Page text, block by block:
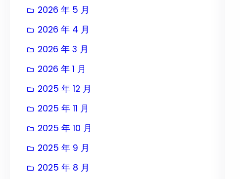
2026 年 5 月
2026 年 4 月
2026 年 3 月
2026 年 1 月
2025 年 12 月
2025 年 11 月
2025 年 10 月
2025 年 9 月
2025 年 8 月